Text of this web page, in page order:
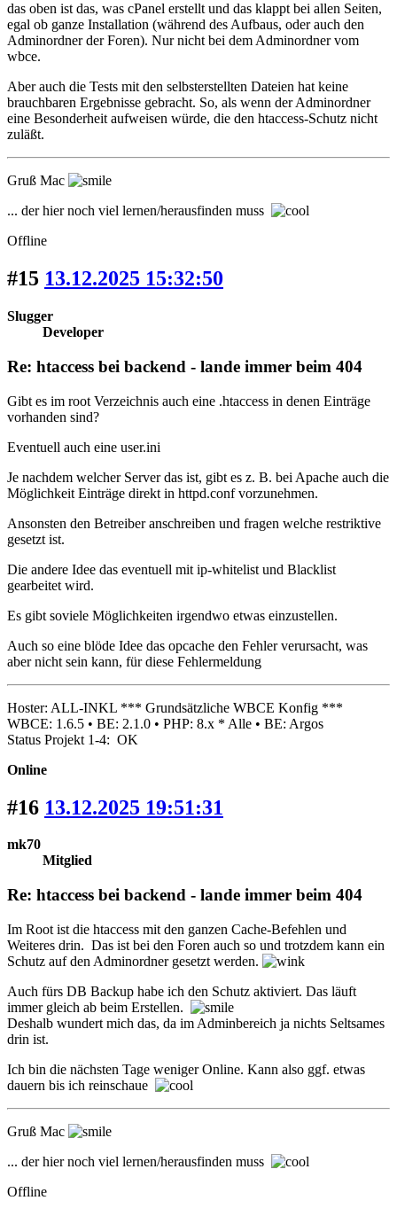
das oben ist das, was cPanel erstellt und das klappt bei allen Seiten,
egal ob ganze Installation (während des Aufbaus, oder auch den
Adminordner der Foren). Nur nicht bei dem Adminordner vom
wbce.
Aber auch die Tests mit den selbsterstellten Dateien hat keine
brauchbaren Ergebnisse gebracht. So, als wenn der Adminordner
eine Besonderheit aufweisen würde, die den htaccess-Schutz nicht
zuläßt.
Gruß Mac
... der hier noch viel lernen/herausfinden muss
Offline
#15 13.12.2025 15:32:50
Slugger
Developer
Re: htaccess bei backend - lande immer beim 404
Gibt es im root Verzeichnis auch eine .htaccess in denen Einträge
vorhanden sind?
Eventuell auch eine user.ini
Je nachdem welcher Server das ist, gibt es z. B. bei Apache auch die
Möglichkeit Einträge direkt in httpd.conf vorzunehmen.
Ansonsten den Betreiber anschreiben und fragen welche restriktive
gesetzt ist.
Die andere Idee das eventuell mit ip-whitelist und Blacklist
gearbeitet wird.
Es gibt soviele Möglichkeiten irgendwo etwas einzustellen.
Auch so eine blöde Idee das opcache den Fehler verursacht, was
aber nicht sein kann, für diese Fehlermeldung
Hoster: ALL-INKL *** Grundsätzliche WBCE Konfig ***
WBCE: 1.6.5 • BE: 2.1.0 • PHP: 8.x * Alle • BE: Argos
Status Projekt 1-4: OK
Online
#16 13.12.2025 19:51:31
mk70
Mitglied
Re: htaccess bei backend - lande immer beim 404
Im Root ist die htaccess mit den ganzen Cache-Befehlen und
Weiteres drin. Das ist bei den Foren auch so und trotzdem kann ein
Schutz auf den Adminordner gesetzt werden.
Auch fürs DB Backup habe ich den Schutz aktiviert. Das läuft
immer gleich ab beim Erstellen.
Deshalb wundert mich das, da im Adminbereich ja nichts Seltsames
drin ist.
Ich bin die nächsten Tage weniger Online. Kann also ggf. etwas
dauern bis ich reinschaue
Gruß Mac
... der hier noch viel lernen/herausfinden muss
Offline